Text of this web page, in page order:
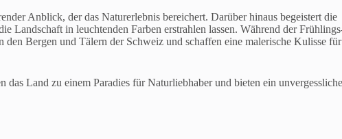
Anblick, der das Naturerlebnis bereichert. Darüber hinaus begeistert die
Landschaft in leuchtenden Farben erstrahlen lassen. Während der
Bergen und Tälern der Schweiz und schaffen eine malerische Kulisse für
Land zu einem Paradies für Naturliebhaber und bieten ein